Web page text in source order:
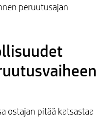
peruutusajan
ostajan pitää katsastaa